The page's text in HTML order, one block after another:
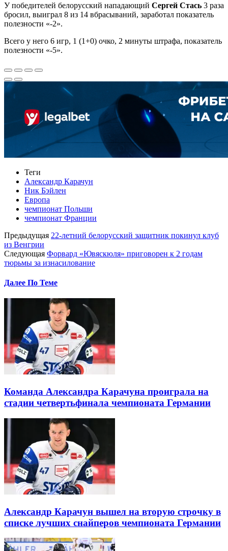
У победителей белорусский нападающий Сергей Стась 3 раза
бросил, выиграл 8 из 14 вбрасываний, заработал показатель
полезности «-2».
Всего у него 6 игр, 1 (1+0) очко, 2 минуты штрафа, показатель
полезности «-5».
Теги
Александр Карачун
Ник Бэйлен
Европа
чемпионат Польши
чемпионат Франции
Предыдущая 22-летний белорусский защитник покинул клуб
из Венгрии
Следующая Форвард «Ювяскюля» приговорен к 2 годам
тюрьмы за изнасилование
Далее По Теме
Команда Александра Карачуна проиграла на
стадии четвертьфинала чемпионата Германии
Александр Карачун вышел на вторую строчку в
списке лучших снайперов чемпионата Германии